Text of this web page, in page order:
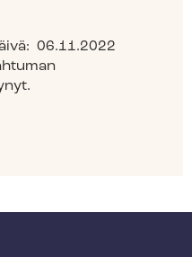
06.11.2022